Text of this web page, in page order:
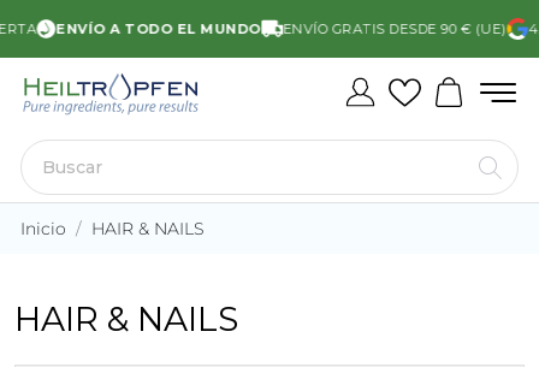
ENVÍO A TODO EL MUNDO ENVÍO GRATIS DESDE 90 € (UE)
Inicio HAIR & NAILS
HAIR & NAILS